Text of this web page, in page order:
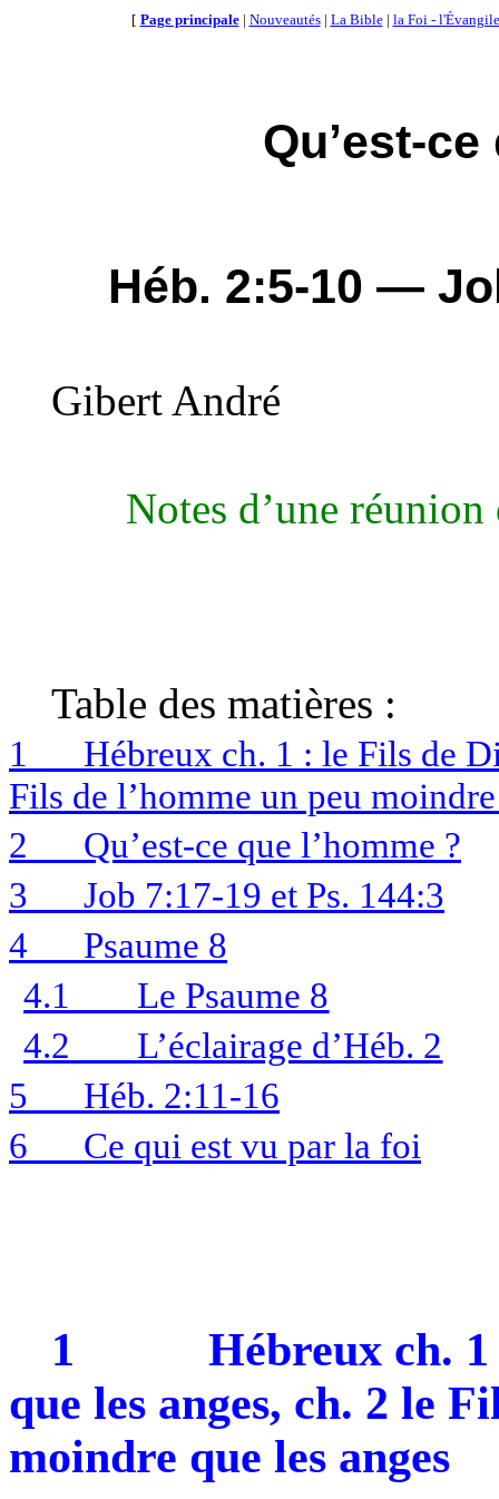
[ Page principale| Nouveautés| La Bible| la Foi - l'Évangile
Qu’est-
Héb. 2:5-10 —
GibertAndré
Notes d’une
Table des matières :
1
Hébreux ch. 1 : le Fils de
Fils de l’homme un peu
2
Qu’est-ce que l’homme ?
3
Job 7:17-19 et Ps. 144:3
4
Psaume 8
4.1
Le Psaume 8
4.2
L’éclairage d’Héb. 2
5
Héb. 2:11-16
6
Ce qui est vu par la foi
1
Hébreux ch.
que les anges, ch. 2 le
moindre que les anges